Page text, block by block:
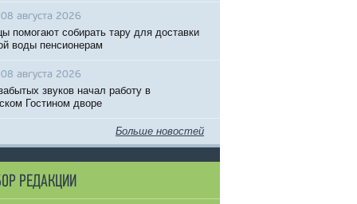
08 августа 2026
помогают собирать тару для доставки
воды пенсионерам
08 августа 2026
звуков начал работу в
Гостином дворе
Больше новостей
РЕДАКЦИИ